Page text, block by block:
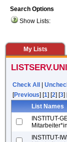
Search Options
Show Lists:
My Lists
Check All
[Previous] [1] [2] [3]
List Names
INSTITUT-
INSTITUT-